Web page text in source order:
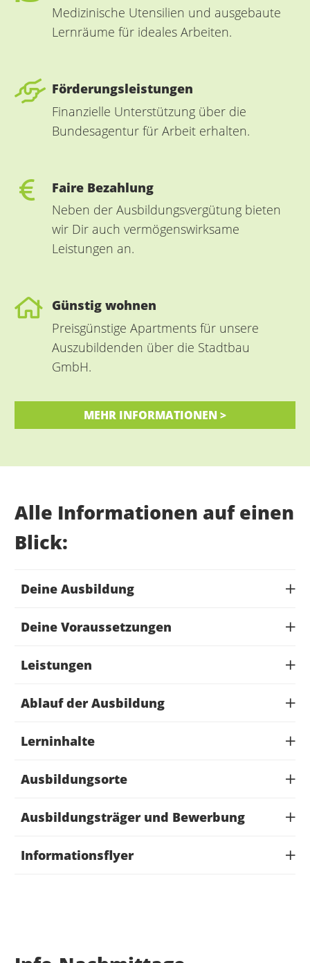
Medizinische Utensilien und ausgebaute
Lernräume für ideales Arbeiten.
Förderungsleistungen
Finanzielle Unterstützung über die
Bundesagentur für Arbeit erhalten.
Faire Bezahlung
Neben der Ausbildungsvergütung bieten
wir Dir auch vermögenswirksame
Leistungen an.
Günstig wohnen
Preisgünstige Apartments für unsere
Auszubildenden über die Stadtbau
GmbH.
MEHR INFORMATIONEN >
Alle Informationen auf einen
Blick:
Deine Ausbildung
Deine Voraussetzungen
Leistungen
Ablauf der Ausbildung
Lerninhalte
Ausbildungsorte
Ausbildungsträger und Bewerbung
Informationsflyer